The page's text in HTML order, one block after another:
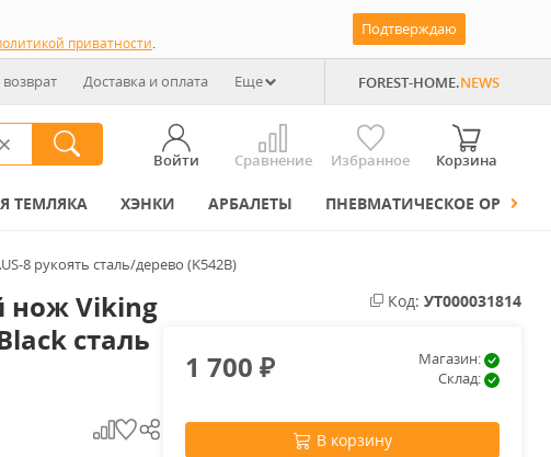
приватности.
Подтверждаю
Доставка и оплата Еще FOREST-HOME.NEWS
Войти Сравнение Избранное Корзина
ТЕМЛЯКА ХЭНКИ АРБАЛЕТЫ ПНЕВМАТИЧЕСКОЕ ОРУЖИЕ
8 рукоять сталь/дерево (K542B)
нож Viking
сталь
Код: УТ000031814
1 700₽
Магазин:
Склад:
В корзину